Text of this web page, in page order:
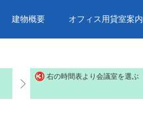
建物概要 オフィス用貸室案内
③ 右の時間表より会議室を選ぶ